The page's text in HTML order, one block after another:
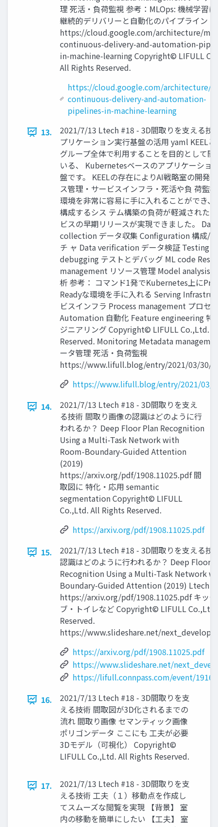
理 死活・負荷監視 参考：MLOps: 機械学習
継続的デリバリーと自動化のパイプライン
https://cloud.google.com/architecture/
continuous-delivery-and-automation-
in-machine-learning Copyright© LIFULL
All Rights Reserved.
https://cloud.google.com/architecture/
continuous-delivery-and-automation-
pipelines-in-machine-learning
13.
2021/7/13 Ltech #18 - 3D間取りを支える技
プリケーション実行基盤の活用 yaml KEEL
グループ全体で利用することを目的として開
いる、 Kubernetesベースのアプリケーショ
盤です。 KEELの存在によりAI戦略室の開発
ス管理・サービスインフラ・死活や負 荷監
環境を非常に容易に手に入れることができ
構成するシス テム構築の負荷が軽減された
ビスの早期リリースが実現できました。 Data
collection データ収集 Configuration 構成/
チ ャ Data verification データ検証 Testing
debugging テストとデバッグ ML code
management リソース管理 Model analysis
析 参考： コマンド1発でKubernetes上に
Readyな環境を手に入れる Serving
ビスインフラ Process management プロセ
Automation 自動化 Feature engineering 特
ジニアリング Copyright© LIFULL Co.,Ltd.
Reserved. Monitoring Metadata
ータ管理 死活・負荷監視
https://www.lifull.blog/entry/2021/03/30/
https://www.lifull.blog/entry/2021/03/
14.
2021/7/13 Ltech #18 - 3D間取りを支え
る技術 間取り画像の認識はどのように行
われるか？ Deep Floor Plan Recognition
Using a Multi-Task Network with
Room-Boundary-Guided Attention
(2019)
https://arxiv.org/pdf/1908.11025.pdf 間
取図に 特化・応用 semantic
segmentation Copyright© LIFULL
Co.,Ltd. All Rights Reserved.
https://arxiv.org/pdf/1908.11025.pdf
15.
2021/7/13 Ltech #18 - 3D間取りを支える技
認識はどのように行われるか？ Deep Floor
Recognition Using a Multi-Task Network
Boundary-Guided Attention (2019) Ltech #
https://arxiv.org/pdf/1908.11025.pdf キッ
ブ・トイレなど Copyright© LIFULL
Reserved.
https://www.slideshare.net/
https://arxiv.org/pdf/1908.11025.pdf
https://www.slideshare.net/
https://lifull.connpass.com/event/
16.
2021/7/13 Ltech #18 - 3D間取りを支
える技術 間取図が3D化されるまでの
流れ 間取り画像 セマンティック画像
ポリゴンデータ ここにも 工夫が必要
3Dモデル（可視化） Copyright©
LIFULL Co.,Ltd. All Rights Reserved.
17.
2021/7/13 Ltech #18 - 3D間取りを支
える技術 工夫（１）移動点を作成し
てスムーズな閲覧を実現 【背景】 室
内の移動を簡単にしたい 【工夫】 室